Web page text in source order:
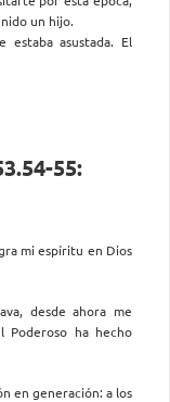
un hijo.
asustada. El
55:
mi espíritu en Dios
desde ahora me
Poderoso ha hecho
en generación: a los